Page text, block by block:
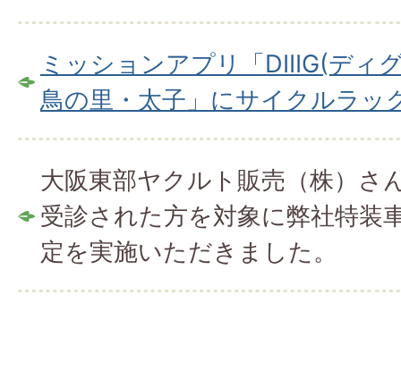
ミッションアプリ「DIIIG(ディ
鳥の里・太子」にサイクルラッ
大阪東部ヤクルト販売（株）さ
受診された方を対象に弊社特装
定を実施いただきました。